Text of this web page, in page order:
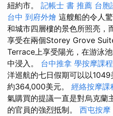
紐約市。 記帳士 書 推薦 台胞
台中 到府外燴 這艘船的令人
和城市四層樓的景色所照亮，
享受在兩個Storey Grove
Terrace上享受陽光，在游泳
中浸入。 台中推拿 學按摩課程
洋巡航的七日假期可以以
約364,000美元。 經絡按摩課
氣購買的提議一直是對烏克蘭
的官員的強烈抵制。 西屯按摩